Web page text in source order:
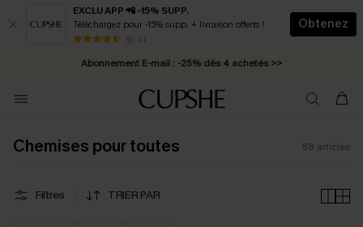
EXCLU APP 📲 -15% SUPP.
Téléchargez pour -15% supp. + livraison offerts !
50 k+
Obtenez
* Livraison éclair 2-3 jours ouvrés >>
Abonnement E-mail : -25% dès 4 achetés >>
Chemises pour toutes 58 articles
Filtres TRIER PAR